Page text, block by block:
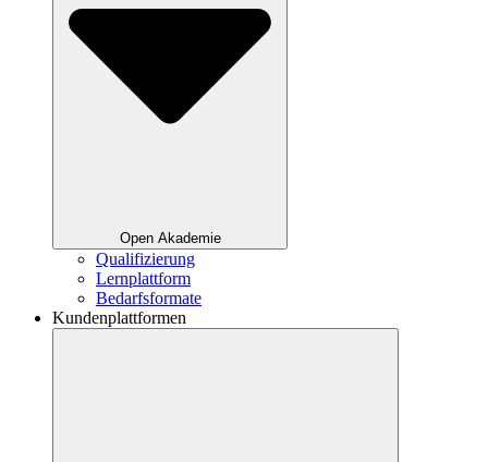
Open Akademie
Qualifizierung
Lernplattform
Bedarfsformate
Kundenplattformen